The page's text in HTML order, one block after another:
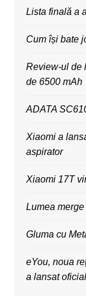
Lista finală a
Cum își bate
Review-ul de
de 6500 mAh
ADATA
Xiaomi a
aspirator
Xiaomi 17T
Lumea
Gluma cu
eYou, noua
a lansat oficial